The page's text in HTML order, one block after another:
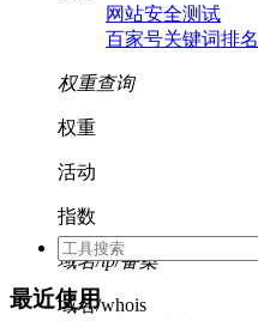
网站安全测试
百家号关键词排名
权重查询
权重
活动
指数
域名/ip/备案
域名/whois
最近使用